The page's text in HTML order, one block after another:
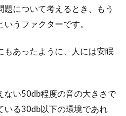
について考えるとき、もう
うファクターです。
もあったように、人には安眠
ない50db程度の音の大きさで
いる30db以下の環境であれ